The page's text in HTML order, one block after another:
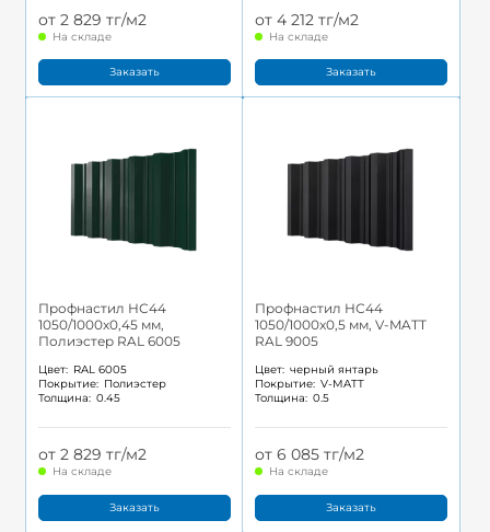
от 2 829 тг/м2
На складе
Заказать
от 4 212 тг/м2
На складе
Заказать
Профнастил НС44
1050/1000x0,45 мм,
Полиэстер RAL 6005
Цвет: RAL 6005
Покрытие: Полиэстер
Толщина: 0.45
от 2 829 тг/м2
На складе
Заказать
Профнастил НС44
1050/1000x0,5 мм, V-MATT
RAL 9005
Цвет: черный янтарь
Покрытие: V-MATT
Толщина: 0.5
от 6 085 тг/м2
На складе
Заказать